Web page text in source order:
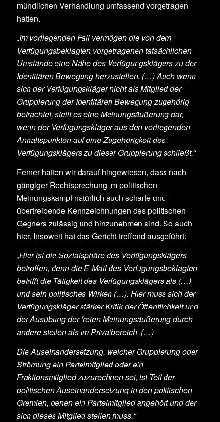
mündlichen Verhandlung umfassend vorgetragen
hatten.
„Im vorliegenden Fall vermögen die von dem
Verfügungsbeklagten vorgetragenen tatsächlichen
Umstände eine Nähe des Verfügungsklägers zu der
Identitären Bewegung herzustellen. (…) Auch wenn
sich der Verfügungskläger nicht als Mitglied der
Gruppierung der Identitären Bewegung zugehörig
betrachtet, stellt es eine Meinungsäußerung dar,
wenn der Verfügungskläger aus den vorliegenden
Anhaltspunkten auf eine Zugehörigkeit des
Verfügungsklägers zu dieser Gruppierung schließt.“
Ferner hatten wir darauf hingewiesen, dass nach
gängiger Rechtsprechung im politischen
Meinungskampf natürlich auch scharfe und
übertreibende Kennzeichnungen des politischen
Gegners zulässig und hinzunehmen sind. So auch
hier. Insoweit hat das Gericht treffend ausgeführt:
„Hier ist die Sozialsphäre des Verfügungsklägers
betroffen, denn die E-Mail des Verfügungsbeklagten
betrifft die Tätigkeit des Verfügungsklägers als (…)
und sein politisches Wirken (…). Hier muss sich der
Verfügungskläger stärker Kritik der Öffentlichkeit und
der Ausübung der freien Meinungsäußerung durch
andere stellen als im Privatbereich. (…)
Die Auseinandersetzung, welcher Gruppierung oder
Strömung ein Parteimitglied oder ein
Fraktionsmitglied zuzurechnen sei, ist Teil der
politischen Auseinandersetzung in den politischen
Gremien, denen ein Parteimitglied angehört und der
sich dieses Mitglied stellen muss.“